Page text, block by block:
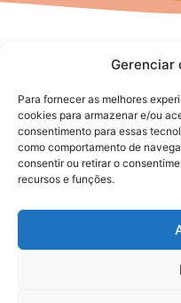
Gerenciar
Para fornecer as melhores
cookies para armazenar e/ou
consentimento para essas
como comportamento de
consentir ou retirar o
recursos e funções.
No posts to display